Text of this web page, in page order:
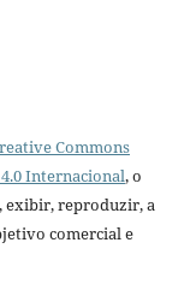
Commons
Internacional, o
exibir, reproduzir, a
comercial e